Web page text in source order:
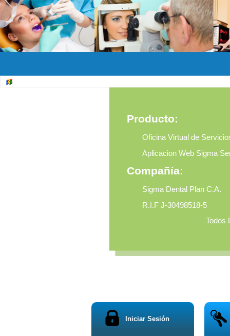
Producto:
Oficina Virtual de
Aplicacion Web Sigma
Compañía:
Sigma Dental Plan C.A.
R.I.F J-30498518-5
Todos
Iniciar Sesión